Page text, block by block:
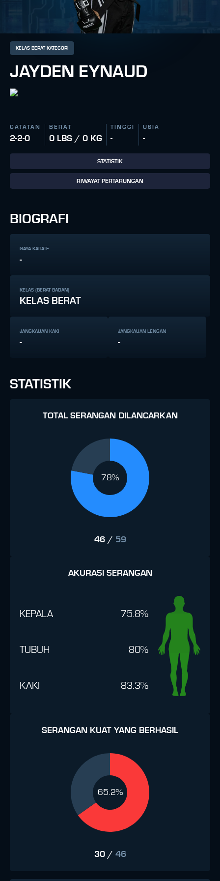
KELAS BERAT KATEGORI
JAYDEN EYNAUD
CATATAN
2-2-0
BERAT
0 LBS / 0 KG
TINGGI
-
USIA
-
STATISTIK
RIWAYAT PERTARUNGAN
BIOGRAFI
GAYA KARATE
-
KELAS (BERAT BADAN)
KELAS BERAT
JANGKAUAN KAKI
-
JANGKAUAN LENGAN
-
STATISTIK
TOTAL SERANGAN DILANCARKAN
78%
46/ 59
AKURASI SERANGAN
KEPALA 75.8%
TUBUH 80%
KAKI 83.3%
SERANGAN KUAT YANG BERHASIL
65.2%
30/ 46